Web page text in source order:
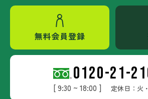
無料会員登録
0120-21-
[ 9:30 ~ 18:00 ] 定休日：火